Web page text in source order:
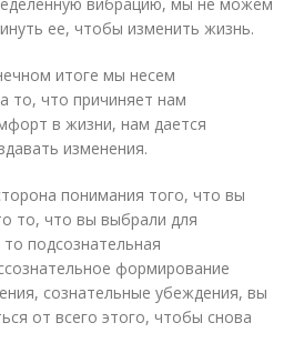
ее, чтобы изменить жизнь.
итоге мы несем
то, что причиняет нам
в жизни, нам дается
изменения.
понимания того, что вы
то, что вы выбрали для
подсознательная
формирование
сознательные убеждения, вы
от всего этого, чтобы снова